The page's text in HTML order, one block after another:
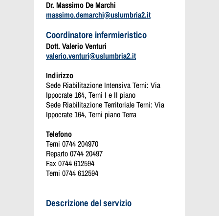
Dr. Massimo De Marchi
massimo.demarchi@uslumbria2.it
Coordinatore infermieristico
Dott. Valerio Venturi
valerio.venturi@uslumbria2.it
Indirizzo
Sede Riabilitazione Intensiva Terni: Via
Ippocrate 164, Terni I e II piano
Sede Riabilitazione Territoriale Terni: Via
Ippocrate 164, Terni piano Terra
Telefono
Terni 0744 204970
Reparto 0744 20497
Fax0744612594
Terni 0744 612594
Descrizione del servizio